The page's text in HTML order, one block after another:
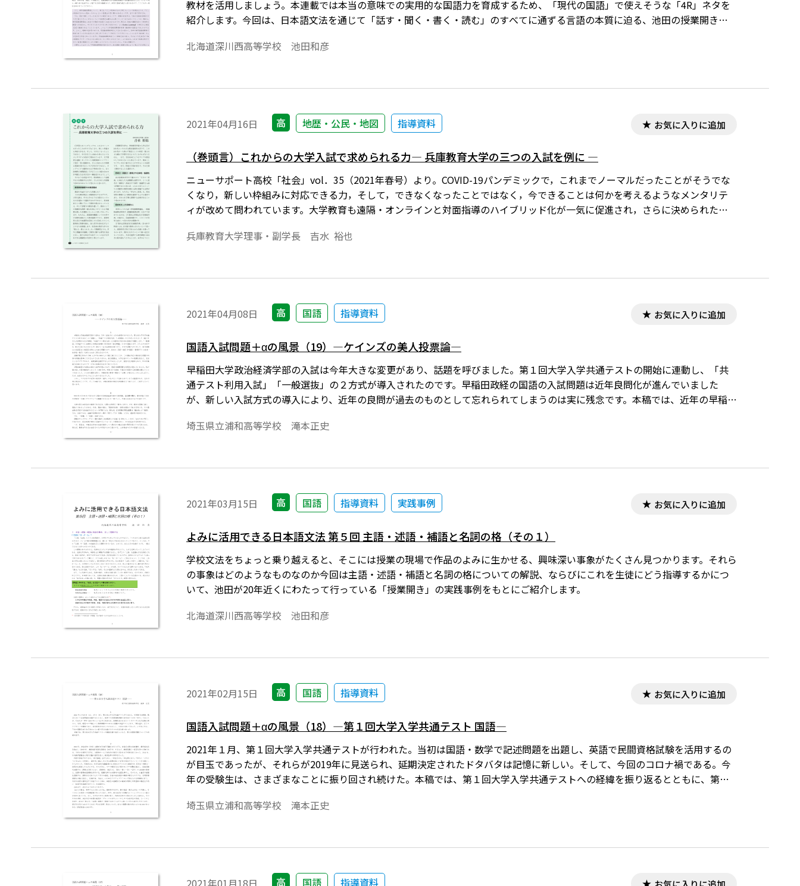
教材を活用しましょう。本連載では本当の意味での実用的な国語力を育成するため、「現代の国語」で使えそうな「4R」ネタを
紹介します。今回は、日本語文法を通じて「話す・聞く・書く・読む」のすべてに通ずる言語の本質に迫る、池田の授業開きで
北海道深川西高等学校 池田和彦
2021年04月16日 高 地歴・公民・地図 指導資料 お気に入りに追加
（巻頭言）これからの大学入試で求められる力― 兵庫教育大学の三つの入試を例に ―
ニューサポート高校「社会」vol．35（2021年春号）より。COVID-19パンデミックで，これまでノーマルだったことがそうでな
くなり，新しい枠組みに対応できる力，そして，できなくなったことではなく，今できることは何かを考えるようなメンタリテ
ィが改めて問われています。大学教育も遠隔・オンラインと対面指導のハイブリッド化が一気に促進され，さらに決められた時
との組み合わせが可能となる学び方が一層拡充されるでしょう。そのような変化の中で，将来教員として活躍する人を養成する
兵庫教育大学理事・副学長 吉水 裕也
2021年04月08日 高 国語 指導資料 お気に入りに追加
国語入試問題＋αの風景（19）―ケインズの美人投票論―
早稲田大学政治経済学部の入試は今年大きな変更があり、話題を呼びました。第１回大学入学共通テストの開始に連動し、「共
通テスト利用入試」「一般選抜」の２方式が導入されたのです。早稲田政経の国語の入試問題は近年良問化が進んでいました
が、新しい入試方式の導入により、近年の良問が過去のものとして忘れられてしまうのは実に残念です。本稿では、近年の早稲田
埼玉県立浦和高等学校 滝本正史
2021年03月15日 高 国語 指導資料 実践事例 お気に入りに追加
よみに活用できる日本語文法 第５回 主語・述語・補語と名詞の格（その１）
学校文法をちょっと乗り越えると、そこには授業の現場で作品のよみに生かせる、興味深い事象がたくさん見つかります。それら
の事象はどのようなものなのか――今回は主語・述語・補語と名詞の格についての解説、ならびにこれを生徒にどう指導するかにつ
いて、池田が20年近くにわたって行っている「授業開き」の実践事例をもとにご紹介します。
北海道深川西高等学校 池田和彦
2021年02月15日 高 国語 指導資料 お気に入りに追加
国語入試問題＋αの風景（18）―第１回大学入学共通テスト 国語―
2021年１月、第１回大学入学共通テストが行われた。当初は国語・数学で記述問題を出題し、英語で民間資格試験を活用するの
が目玉であったが、それらが2019年に見送られ、延期決定されたドタバタは記憶に新しい。そして、今回のコロナ禍である。今
年の受験生は、さまざまなことに振り回され続けた。本稿では、第１回大学入学共通テストへの経緯を振り返るとともに、第１
埼玉県立浦和高等学校 滝本正史
2021年01月18日 高 国語 指導資料